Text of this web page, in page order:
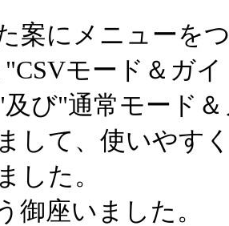
案にメニューを
モード＆ガ
び"通常モード
して、使いやす
した。
御座いました。